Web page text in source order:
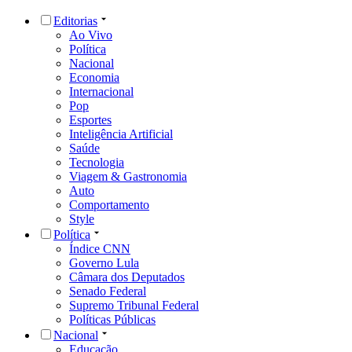
Editorias
Ao Vivo
Política
Nacional
Economia
Internacional
Pop
Esportes
Inteligência Artificial
Saúde
Tecnologia
Viagem & Gastronomia
Auto
Comportamento
Style
Política
Índice CNN
Governo Lula
Câmara dos Deputados
Senado Federal
Supremo Tribunal Federal
Políticas Públicas
Nacional
Educação